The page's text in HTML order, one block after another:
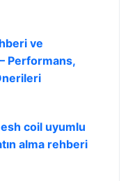
ve
Performans,
coil uyumlu
alma rehberi